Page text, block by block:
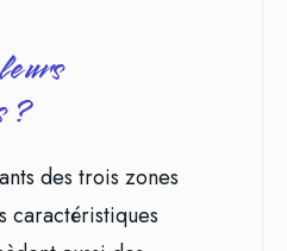
des trois zones
caractéristiques